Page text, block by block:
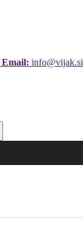
Email: info@vijak.si